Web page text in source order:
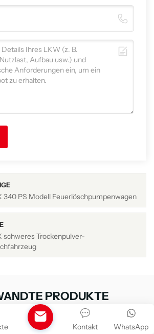
340 PS Modell Feuerlöschpumpenwagen
schweres Trockenpulver-
PRODUKTE
WhatsApp
Kontakt